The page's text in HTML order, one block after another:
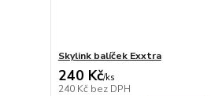
Skylink balíček Exxtra
240 Kč/ks
240 Kč bez DPH